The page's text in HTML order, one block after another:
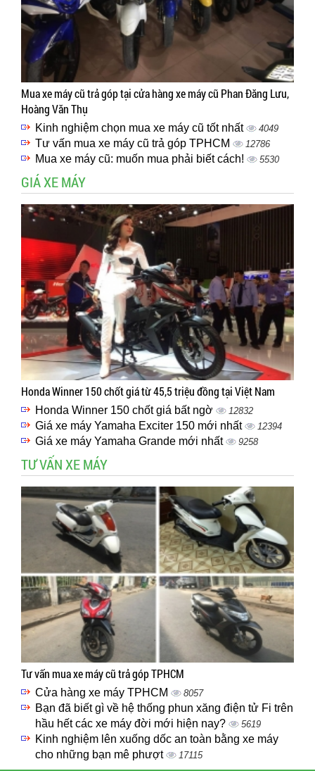
Mua xe máy cũ trả góp tại cửa hàng xe máy cũ Phan Đăng Lưu,
Hoàng Văn Thụ
Kinh nghiệm chọn mua xe máy cũ tốt nhất 4049
Tư vấn mua xe máy cũ trả góp TPHCM 12786
Mua xe máy cũ: muốn mua phải biết cách! 5530
GIÁ XE MÁY
Honda Winner 150 chốt giá từ 45,5 triệu đồng tại Việt Nam
Honda Winner 150 chốt giá bất ngờ 12832
Giá xe máy Yamaha Exciter 150 mới nhất 12394
Giá xe máy Yamaha Grande mới nhất 9258
TƯ VẤN XE MÁY
Tư vấn mua xe máy cũ trả góp TPHCM
Cửa hàng xe máy TPHCM 8057
Bạn đã biết gì về hệ thống phun xăng điện tử Fi trên
hầu hết các xe máy đời mới hiện nay?
5619
Kinh nghiệm lên xuống dốc an toàn bằng xe máy
cho những bạn mê phượt
17115